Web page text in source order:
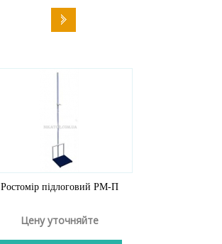
Ростомір підлоговий РМ-П
Цену уточняйте